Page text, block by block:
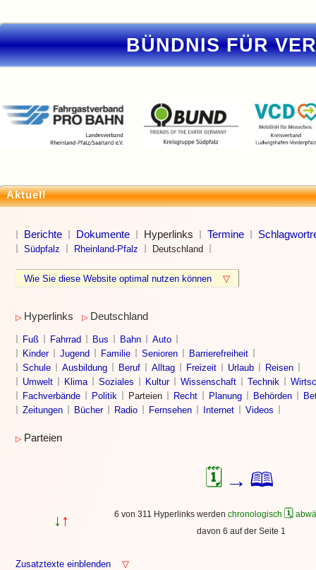
BÜNDNIS FÜR
Aktuell
Berichte Dokumente Hyperlinks Termine
Südpfalz Rheinland-Pfalz Deutschland
Wie Sie diese Website optimal nutzen können ▽
▷ Hyperlinks ▷ Deutschland
Fuß Fahrrad Bus Bahn
Auto
Kinder
Jugend Familie Senioren
Barrierefreiheit
Schule
Ausbildung Beruf Alltag Freizeit Urlaub
Reisen
Umwelt
Klima Soziales Kultur Wissenschaft Technik
Fachverbände
Politik Parteien Recht Planung Behörden
Zeitungen
Bücher Radio Fernsehen Internet Videos
▷ Parteien
🗓 → 🕮
↓ ↑ 6 von 311 Hyperlinks werden chronologisch 🗓
davon 6 auf der Seite 1
Zusatztexte einblenden ▽